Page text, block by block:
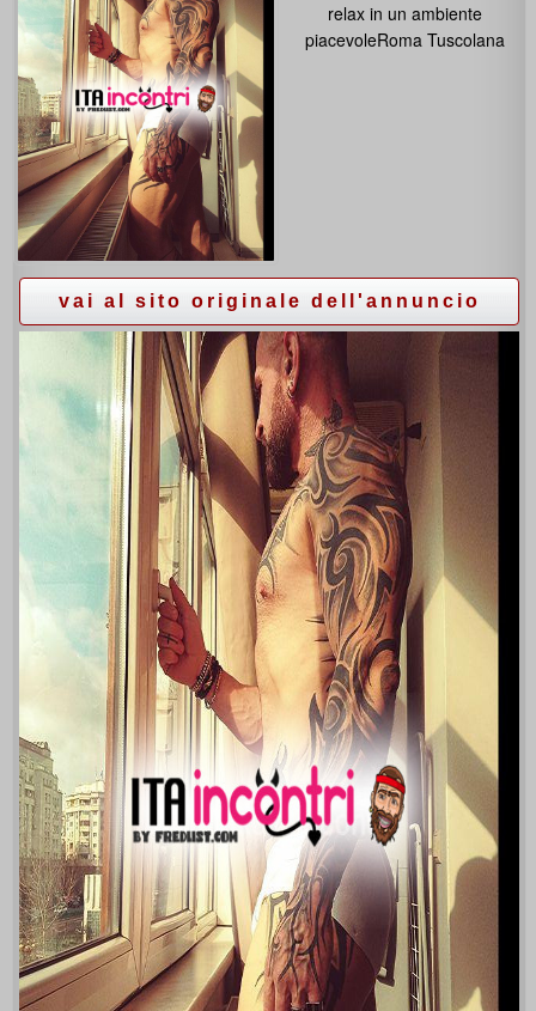
relax in un ambiente
piacevoleRoma Tuscolana